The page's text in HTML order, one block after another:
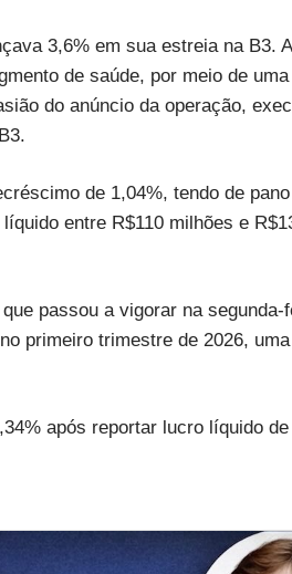
3,6% em sua estreia na B3.
de saúde, por meio de
do anúncio da operação,
de 1,04%, tendo de
entre R$110 milhões e
passou a vigorar na
primeiro trimestre de 2026,
após reportar lucro líquido